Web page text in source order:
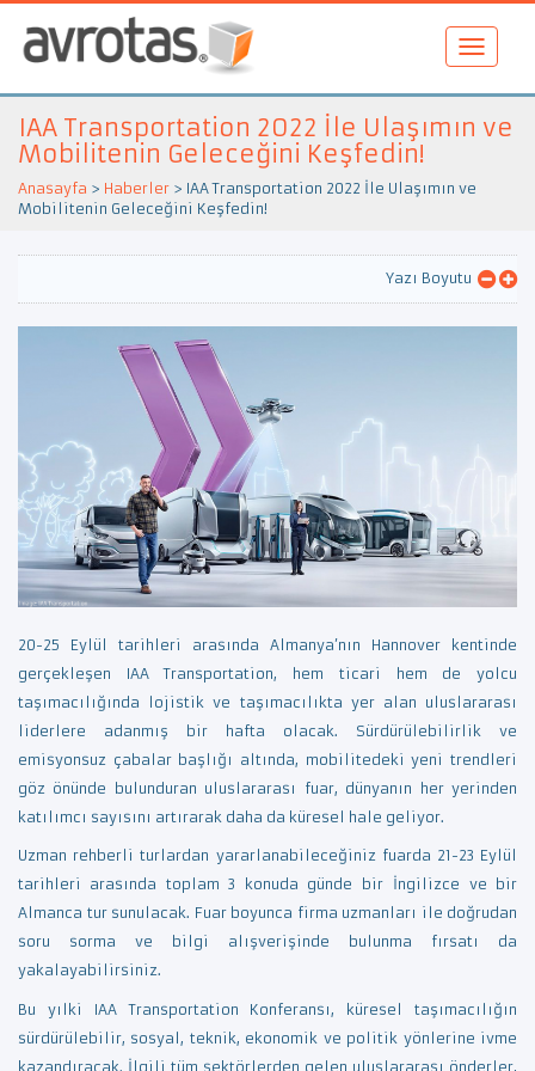
IAA Transportation 2022 İle Ulaşımın ve
Mobilitenin Geleceğini Keşfedin!
Anasayfa > Haberler > IAA Transportation 2022 İle Ulaşımın ve
Mobilitenin Geleceğini Keşfedin!
Yazı Boyutu
20-25 Eylül tarihleri ​​arasında Almanya’nın Hannover kentinde
gerçekleşen IAA Transportation, hem ticari hem de yolcu
taşımacılığında lojistik ve taşımacılıkta yer alan uluslararası
liderlere adanmış bir hafta olacak. Sürdürülebilirlik ve
emisyonsuz çabalar başlığı altında, mobilitedeki yeni trendleri
göz önünde bulunduran uluslararası fuar, dünyanın her yerinden
katılımcı sayısını artırarak daha da küresel hale geliyor.
Uzman rehberli turlardan yararlanabileceğiniz fuarda 21-23 Eylül
tarihleri arasında toplam 3 konuda günde bir İngilizce ve bir
Almanca tur sunulacak. Fuar boyunca firma uzmanları ile doğrudan
soru sorma ve bilgi alışverişinde bulunma fırsatı da
yakalayabilirsiniz.
Bu yılki IAA Transportation Konferansı, küresel taşımacılığın
sürdürülebilir, sosyal, teknik, ekonomik ve politik yönlerine ivme
kazandıracak. İlgili tüm sektörlerden gelen uluslararası önderler,